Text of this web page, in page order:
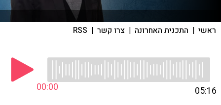
ראשי | התכנית האחרונה | צרו קשר |
RSS
00:00 05:16